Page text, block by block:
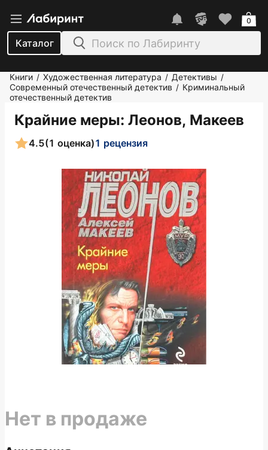
Каталог
0
Книги / Художественная литература / Детективы /
Современный отечественный детектив / Криминальный
отечественный детектив
Крайние меры: Леонов, Макеев
4.5(1 оценка)1 рецензия
Нет в продаже